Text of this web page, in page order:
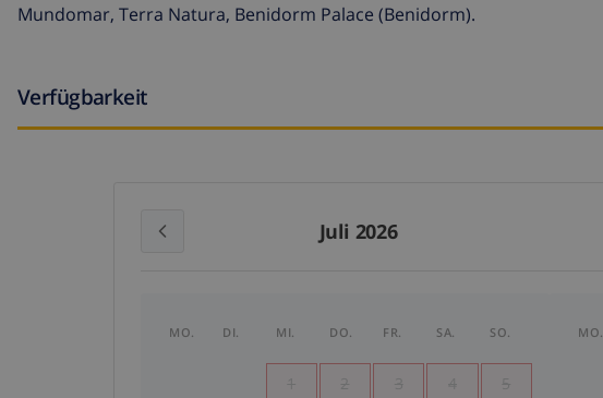
Mundomar, Terra Natura, Benidorm Palace (Benidorm).
Verfügbarkeit
Juli 2026
MO. DI. MI. DO. FR. SA. SO.
1 2 3 4 5
MO.